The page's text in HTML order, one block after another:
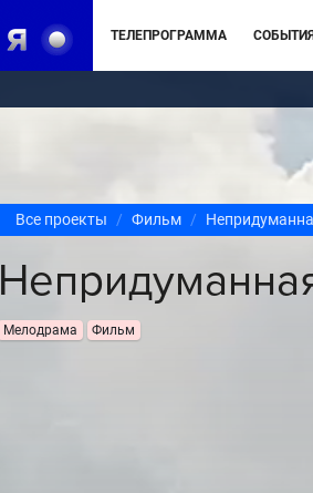
ТЕЛЕПРОГРАММА СОБЫТИЯ
Все проекты Фильм
Мелодрама Фильм